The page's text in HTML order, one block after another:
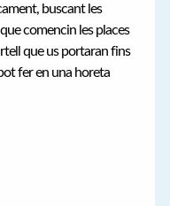
buscant les
comencin les places
que us portaran fins
fer en una horeta